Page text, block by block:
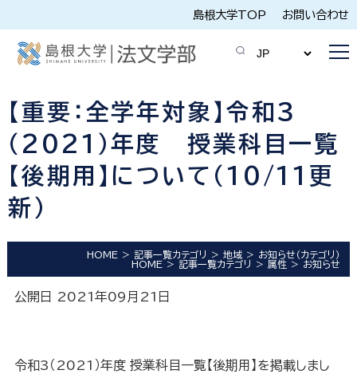
島根大学TOP お問い合わせ
【重要：全学年対象】令和３
（2021）年度 授業科目一覧
【後期用】について（10/11更
新）
HOME 記事一覧カテゴリ 地域
お知らせ（カテゴリ）
HOME
記事一覧カテゴリ 属性 お知らせ
公開日 2021年09月21日
令和3（2021）年度 授業科目一覧【後期用】を掲載しまし